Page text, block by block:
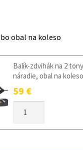
obal na koleso
Balík-zdvihák na 2
náradie, obal na koleso
59 €
DOJAZDOVÉ